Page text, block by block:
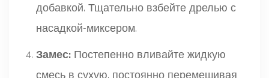
добавкой. Тщательно взбейте дрелью с
насадкой-миксером.
Замес: Постепенно вливайте жидкую
смесь в сухую, постоянно перемешивая